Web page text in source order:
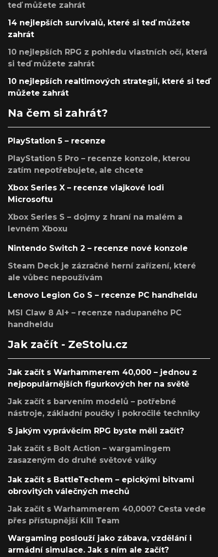
teď můžete zahrát
14 nejlepších survivalů, které si teď můžete
zahrát
10 nejlepších RPG z pohledu vlastních očí, která
si teď můžete zahrát
10 nejlepších realtimových strategií, které si teď
můžete zahrát
Na čem si zahrát?
PlayStation 5 – recenze
PlayStation 5 Pro – recenze konzole, kterou
zatím nepotřebujete, ale chcete
Xbox Series X – recenze vlajkové lodi
Microsoftu
Xbox Series S – dojmy z hraní na malém a
levném Xboxu
Nintendo Switch 2 – recenze nové konzole
Steam Deck je zázračné herní zařízení, které
ale vůbec nepoužívám
Lenovo Legion Go S – recenze PC handheldu
MSI Claw 8 AI+ – recenze nadupaného PC
handheldu
Jak začít - ZeStolu.cz
Jak začít s Warhammerem 40,000 – jednou z
nejpopulárnějších figurkových her na světě
Jak začít s barvením modelů – potřebné
nástroje, základní poučky i pokročilé techniky
S jakým vyprávěcím RPG byste měli začít?
Jak začít s Bolt Action – wargamingem
zasazeným do druhé světové války
Jak začít s BattleTechem – epickými bitvami
obrovitých válečných mechů
Jak začít s Warhammerem 40,000? Cesta vede
přes přístupnější Kill Team
Wargaming poslouží jako zábava, vzdělání i
armádní simulace. Jak s ním ale začít?